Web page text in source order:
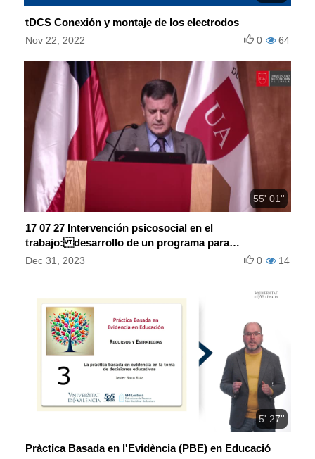
tDCS Conexión y montaje de los electrodos
Nov 22, 2022 64
0
55' 01''
17 07 27 Intervención psicosocial en el
trabajo: desarrollo de un programa para
promover la calidad de vida laboral
Dec 31, 2023 14
0
5' 27''
Pràctica Basada en l'Evidència (PBE) en Educació